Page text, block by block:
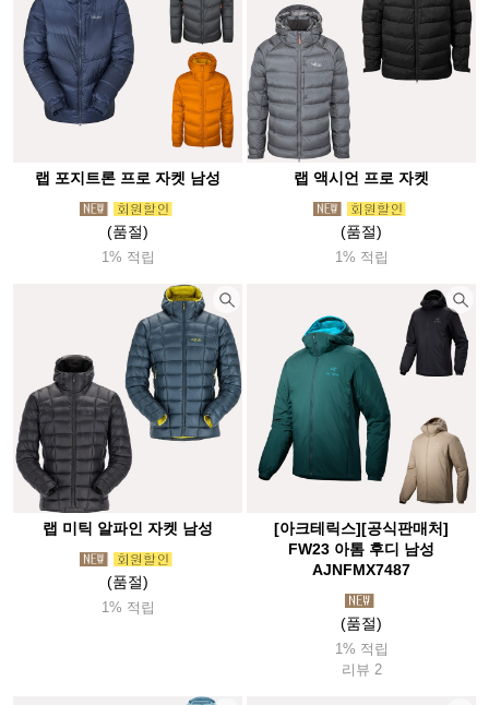
랩 포지트론 프로 자켓 남성
(품절)
1% 적립
랩 액시언 프로 자켓
(품절)
1% 적립
랩 미틱 알파인 자켓 남성
(품절)
1% 적립
[아크테릭스][공식판매처]
FW23 아톰 후디 남성
AJNFMX7487
(품절)
1% 적립
리뷰 2